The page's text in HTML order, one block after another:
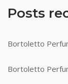
Posts
Bortoletto
Bortoletto